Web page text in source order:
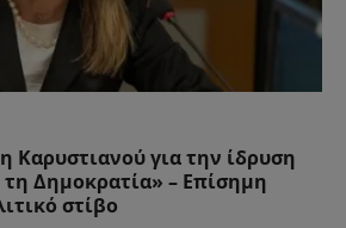
Καρυστιανού για την ίδρυση
τη Δημοκρατία» – Επίσημη
στίβο